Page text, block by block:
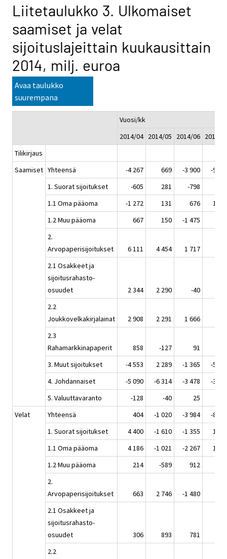
Liitetaulukko 3. Ulkomaiset
saamiset ja velat
sijoituslajeittain kuukausittain
2014, milj. euroa
Avaa taulukko
suurempana
Vuosi/kk
2014/04 2014/05 2014/06 2014/
Tilikirjaus
Saamiset Yhteensä -4 267 669 -3 900
-9
1. Suorat sijoitukset
-605 281 -798
1.1 Oma pääoma
-1 272 131 676
1
1.2 Muu pääoma
667 150 -1 475
2.
Arvopaperisijoitukset
6 111 4 454 1 717
2.1 Osakkeet ja
sijoitusrahasto-
osuudet
2 344 2 290 -40
2.2
Joukkovelkakirjalainat
2 908 2 291 1 666
2.3
Rahamarkkinapaperit
858 -127 91
3. Muut sijoitukset
-4 553 2 289 -1 365
-5
4. Johdannaiset
-5 090 -6 314 -3 478
-3
5. Valuuttavaranto
-128 -40 25
Velat
Yhteensä 404 -1 020 -3 984
-8
1. Suorat sijoitukset
4 400 -1 610 -1 355
1
1.1 Oma pääoma
4 186 -1 021 -2 267
1
1.2 Muu pääoma
214 -589 912
2.
Arvopaperisijoitukset
663 2 746 -1 480
2.1 Osakkeet ja
sijoitusrahasto-
osuudet
306 893 781
2.2